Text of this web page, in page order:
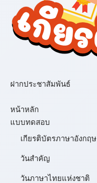
ฝากประชาสัมพันธ์
หน้าหลัก
แบบทดสอบ
เกียรติบัตรภาษาอังกฤษ
วันสำคัญ
วันภาษาไทยแห่งชาติ